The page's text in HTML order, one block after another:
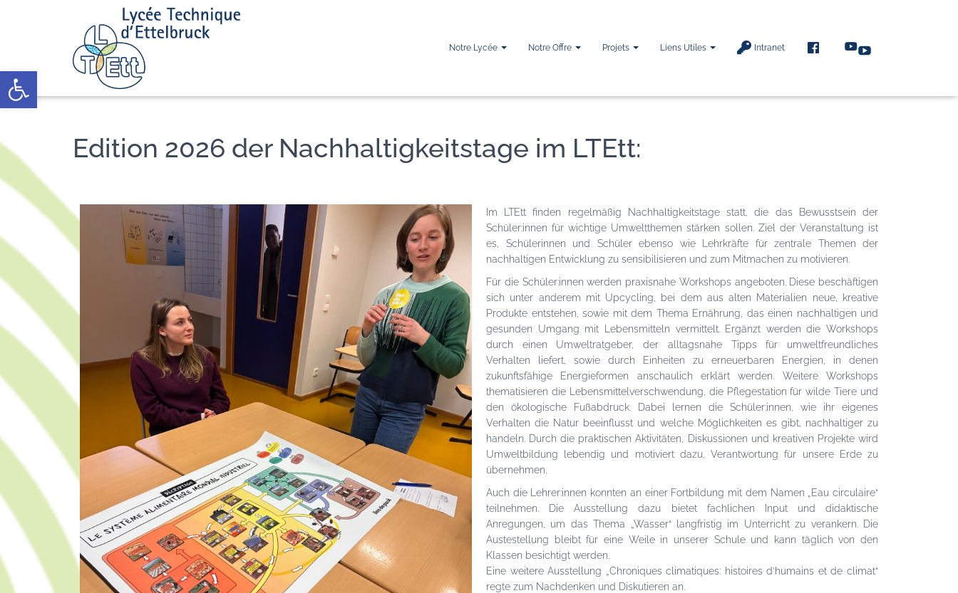
Open toolbar
Notre Lycée Notre Offre Projets Liens Utiles Intranet
Edition 2026 der Nachhaltigkeitstage im LTEtt:
Im LTEtt finden regelmäßig Nachhaltigkeitstage statt, die das Bewusstsein der
Schüler:innen für wichtige Umweltthemen stärken sollen. Ziel der Veranstaltung ist
es, Schülerinnen und Schüler ebenso wie Lehrkräfte für zentrale Themen der
nachhaltigen Entwicklung zu sensibilisieren und zum Mitmachen zu motivieren.
Für die Schüler:innen werden praxisnahe Workshops angeboten. Diese beschäftigen
sich unter anderem mit Upcycling, bei dem aus alten Materialien neue, kreative
Produkte entstehen, sowie mit dem Thema Ernährung, das einen nachhaltigen und
gesunden Umgang mit Lebensmitteln vermittelt. Ergänzt werden die Workshops
durch einen Umweltratgeber, der alltagsnahe Tipps für umweltfreundliches
Verhalten liefert, sowie durch Einheiten zu erneuerbaren Energien, in denen
zukunftsfähige Energieformen anschaulich erklärt werden. Weitere Workshops
thematisieren die Lebensmittelverschwendung, die Pflegestation für wilde Tiere und
den ökologische Fußabdruck. Dabei lernen die Schüler:innen, wie ihr eigenes
Verhalten die Natur beeinflusst und welche Möglichkeiten es gibt, nachhaltiger zu
handeln. Durch die praktischen Aktivitäten, Diskussionen und kreativen Projekte wird
Umweltbildung lebendig und motiviert dazu, Verantwortung für unsere Erde zu
übernehmen.
Auch die Lehrer:innen konnten an einer Fortbildung mit dem Namen „Eau circulaire“
teilnehmen. Die Ausstellung dazu bietet fachlichen Input und didaktische
Anregungen, um das Thema „Wasser“ langfristig im Unterricht zu verankern. Die
Austestellung bleibt für eine Weile in unserer Schule und kann täglich von den
Klassen besichtigt werden.
Eine weitere Ausstellung „Chroniques climatiques: histoires d’humains et de climat“
regte zum Nachdenken und Diskutieren an.